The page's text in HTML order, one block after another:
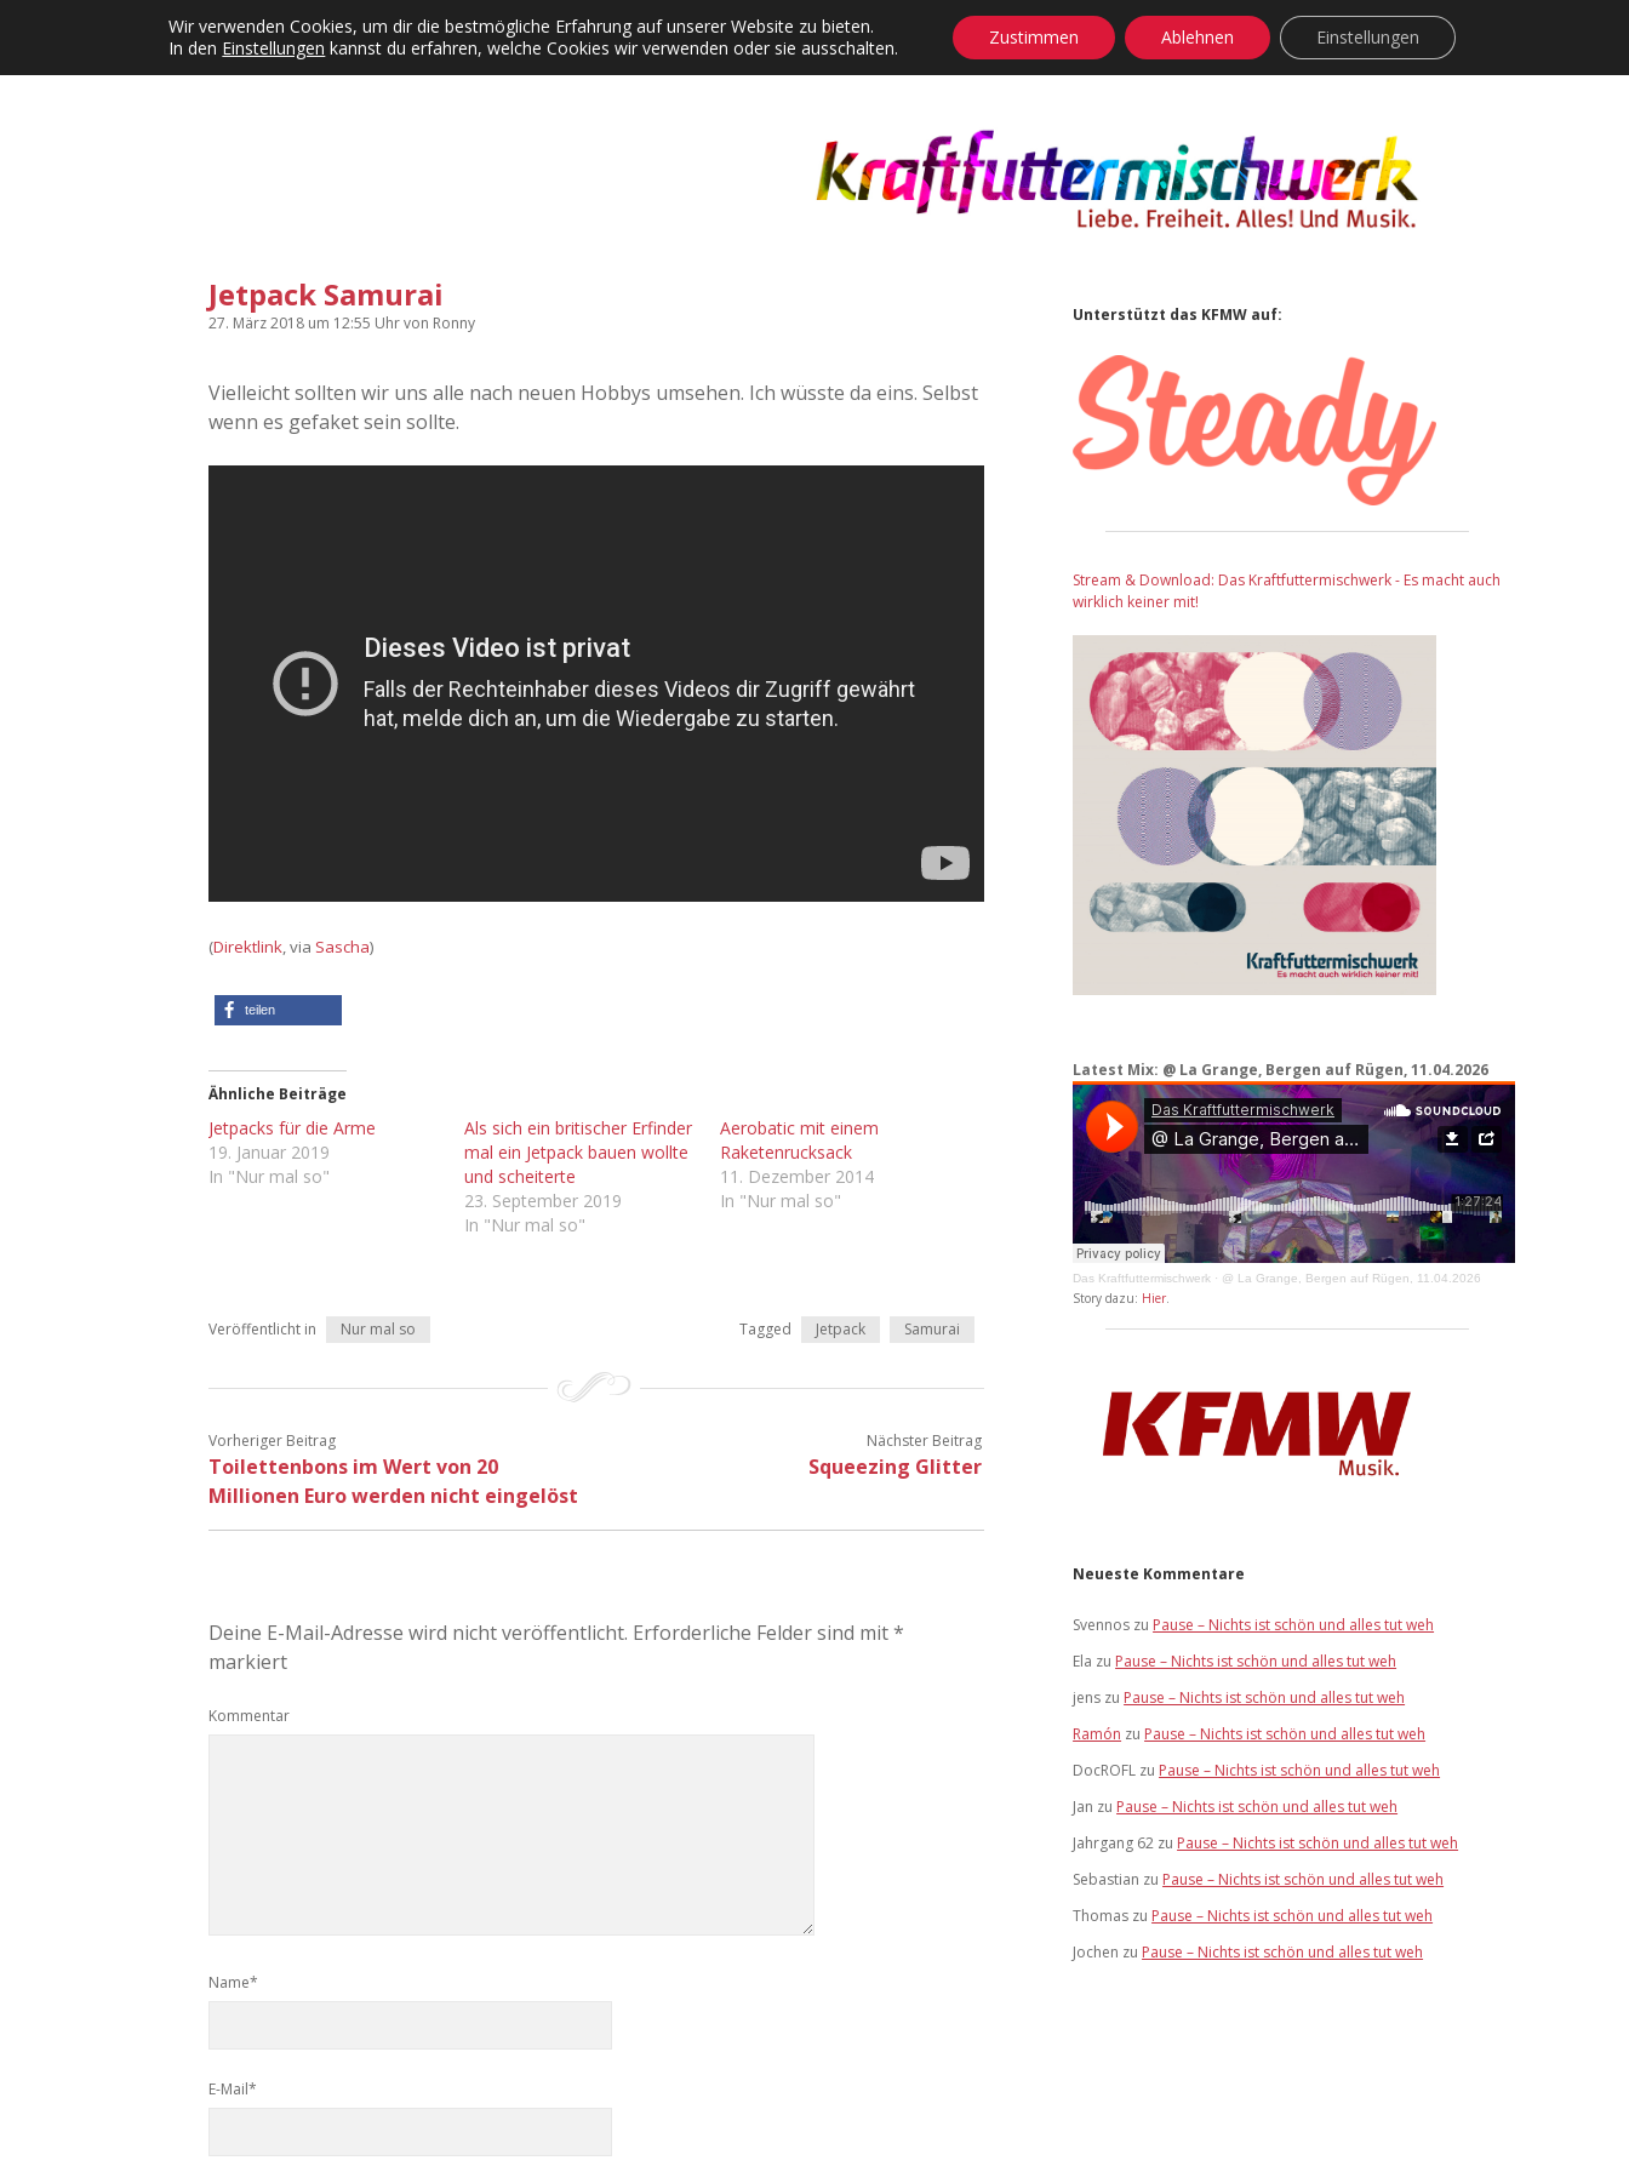
Kategorien Dropdown-Menü öffnen
KFMW-Disco Dates Instagrams Contact Adventskalender Dropdown-Menü öffnen facebook
instagram
rss soundcloud
vimeoBluesky
Jetpack Samurai
27. März 2018 um 12:55 Uhrvon Ronny
Vielleicht sollten wir uns alle nach neuen Hobbys umsehen. Ich wüsste da eins. Selbst
wenn es gefaket sein sollte.
(Direktlink , via Sascha)
teilen
Ähnliche Beiträge
Jetpacks für die Arme
19. Januar 2019
In "Nur mal so"
Als sich ein britischer Erfinder
mal ein Jetpack bauen wollte
und scheiterte
23. September 2019
In "Nur mal so"
Aerobatic mit einem
Raketenrucksack
11. Dezember 2014
In "Nur mal so"
Veröffentlicht in Nur mal so Tagged Jetpack Samurai
Vorheriger Beitrag
Toilettenbons im Wert von 20
Millionen Euro werden nicht eingelöst
Nächster Beitrag
Squeezing Glitter
Deine E-Mail-Adresse wird nicht veröffentlicht. Erforderliche Felder sind mit*
markiert
Kommentar
Name*
E-Mail*
Sidebar
Unterstützt das KFMW auf:
Stream & Download: Das Kraftfuttermischwerk - Es macht auch
wirklich keiner mit!
Latest Mix: @ La Grange, Bergen auf Rügen, 11.04.2026
Das Kraftfuttermischwerk · @ La Grange, Bergen auf Rügen, 11.04.2026
Story dazu: Hier.
Neueste Kommentare
Svennos zu Pause – Nichts ist schön und alles tut weh
Ela zu Pause – Nichts ist schön und alles tut weh
jens zu Pause – Nichts ist schön und alles tut weh
Ramón zu Pause – Nichts ist schön und alles tut weh
DocROFL zu Pause – Nichts ist schön und alles tut weh
Jan zu Pause – Nichts ist schön und alles tut weh
Jahrgang 62 zu Pause – Nichts ist schön und alles tut weh
Sebastian zu Pause – Nichts ist schön und alles tut weh
Thomas zu Pause – Nichts ist schön und alles tut weh
Jochen zu Pause – Nichts ist schön und alles tut weh
Wir verwenden Cookies, um dir die bestmögliche Erfahrung auf unserer Website zu bieten.
In den Einstellungen kannst du erfahren, welche Cookies wir verwenden oder sie ausschalten. Zustimmen Ablehnen Einstellungen